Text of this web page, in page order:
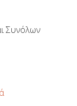
Συνόλων